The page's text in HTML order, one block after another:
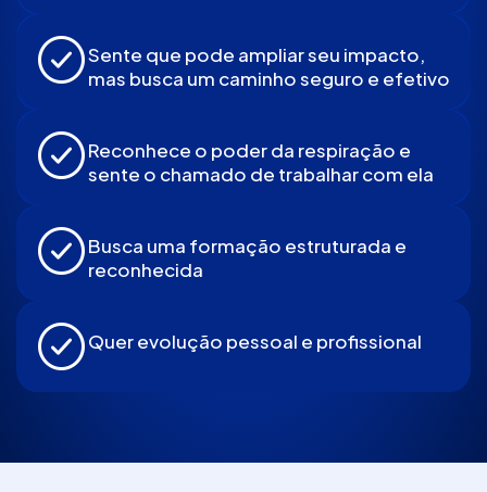
Sente que pode ampliar seu impacto,
mas busca um caminho seguro e efetivo
Reconhece o poder da respiração e
sente o chamado de trabalhar com ela
Busca uma formação estruturada e
reconhecida
Quer evolução pessoal e profissional